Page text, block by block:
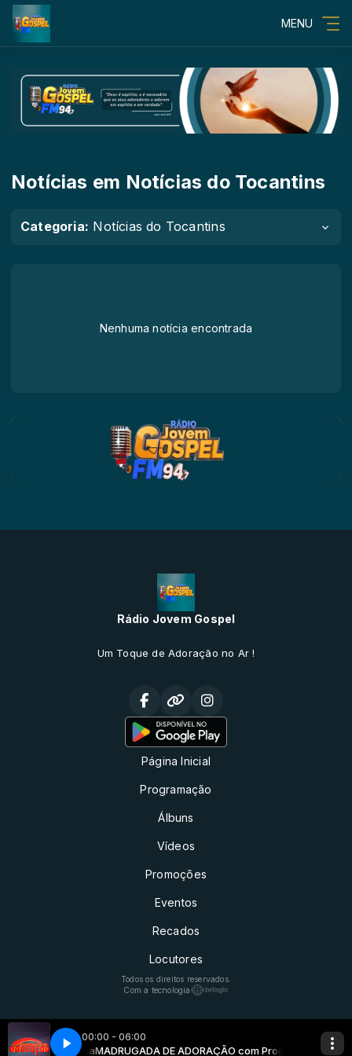
00:00 - 06:00
AutomáticaMADRUGADA DE ADORAÇÃO com Programação
MENU
Notícias em Notícias do Tocantins
Categoria: Notícias do Tocantins
Nenhuma notícia encontrada
Rádio Jovem Gospel
Um Toque de Adoração no Ar !
Página Inicial
Programação
Álbuns
Vídeos
Promoções
Eventos
Recados
Locutores
Todos os direitos reservados.
Com a tecnologia